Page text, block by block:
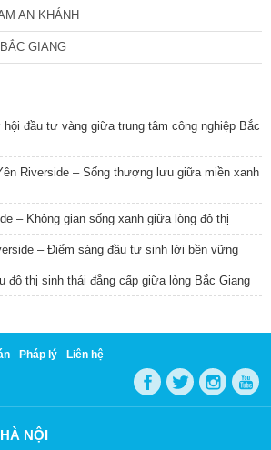
AN KHÁNH
GIANG
đầu tư vàng giữa trung tâm công nghiệp Bắc
Riverside – Sống thượng lưu giữa miền xanh
– Không gian sống xanh giữa lòng đô thị
– Điểm sáng đầu tư sinh lời bền vững
đô thị sinh thái đẳng cấp giữa lòng Bắc Giang
Pháp lý Liên hệ
NỘI